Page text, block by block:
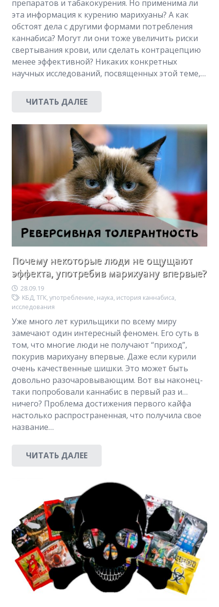
препаратов и табакокурения. Но применима ли
эта информация к курению марихуаны? А как
обстоят дела с другими формами потребления
каннабиса? Могут ли они тоже увеличить риски
свертывания крови, или сделать контрацепцию
менее эффективной? Никаких конкретных
научных исследований, посвященных этой теме,…
ЧИТАТЬ ДАЛЕЕ
Почему некоторые люди не ощущают
эффекта, употребив марихуану впервые?
28.09.19
КБД,ТГК,употребление, наука, история каннабиса,
исследования
Уже много лет курильщики по всему миру
замечают один интересный феномен. Его суть в
том, что многие люди не получают “приход”,
покурив марихуану впервые. Даже если курили
очень качественные шишки. Это может быть
довольно разочаровывающим. Вот вы наконец-
таки попробовали каннабис в первый раз и…
ничего? Проблема достижения первого кайфа
настолько распространенная, что получила свое
название…
ЧИТАТЬ ДАЛЕЕ